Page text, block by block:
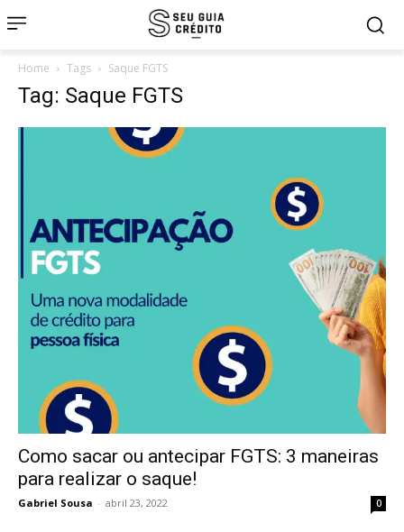
Home Tags Saque FGTS
Tag: Saque FGTS
Como sacar ou antecipar FGTS: 3 maneiras
para realizar o saque!
Gabriel Sousa - abril 23, 2022 0